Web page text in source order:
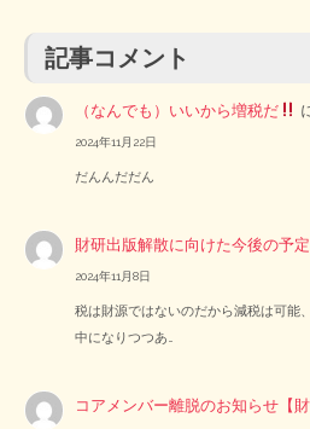
記事コメント
（なんでも）いいから増税だ
2024年11月22日
だんんだだん
財研出版解散に向けた今後の予定
2024年11月8日
税は財源ではないのだから減税は可能
中になりつつあ…
コアメンバー離脱のお知らせ【財